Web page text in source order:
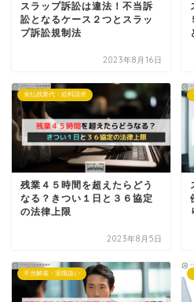
スラップ訴訟は違法！不当訴
訟となるケース２つとスラッ
プ訴訟規制法
2023年8月16日
未払残業代・給料請求
残業４５時間を超えたらどう
なる？きつい１日と３６協定
の法律上限
2023年8月5日
不当解雇・退職扱い